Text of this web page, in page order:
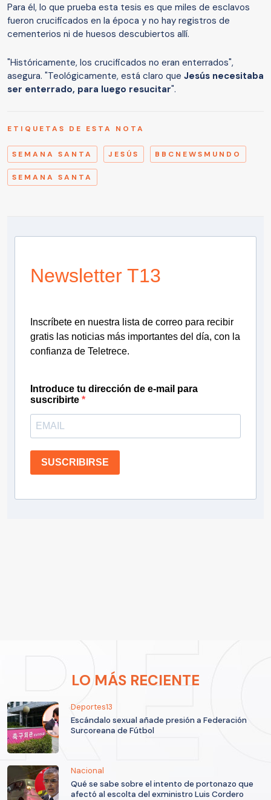
Para él, lo que prueba esta tesis es que miles de esclavos
fueron crucificados en la época y no hay registros de
cementerios ni de huesos descubiertos allí.
"Históricamente, los crucificados no eran enterrados",
asegura. "Teológicamente, está claro que Jesús necesitaba
ser enterrado, para luego resucitar".
ETIQUETAS DE ESTA NOTA
SEMANA SANTA JESÚS BBCNEWSMUNDO
SEMANA SANTA
Newsletter T13
Inscríbete en nuestra lista de correo para recibir
gratis las noticias más importantes del día, con la
confianza de Teletrece.
Introduce tu dirección de e-mail para
suscribirte
SUSCRIBIRSE
LO MÁS RECIENTE
Deportes13
Escándalo sexual añade presión a Federación
Surcoreana de Fútbol
Nacional
Qué se sabe sobre el intento de portonazo que
afectó al escolta del exministro Luis Cordero